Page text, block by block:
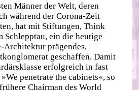
Männer der Welt, deren
während der Corona‐​Zeit
hat mit Stiftungen, Think
Schlepptau, ein die heutige
prägendes,
geschaffen. Damit
erfolgreich in fast
penetrate the cabinets«, so
Chairman des World